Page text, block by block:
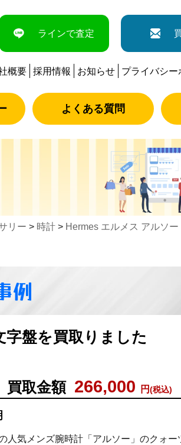
ラインで査定
概要 採用情報 お知らせ プライバシー
よくある質問
リー > 時計 > Hermes エルメス アルソ
例
盤を買取りました
買取金額 266,000 円(税込)
人気メンズ腕時計「アルソー」のクォー